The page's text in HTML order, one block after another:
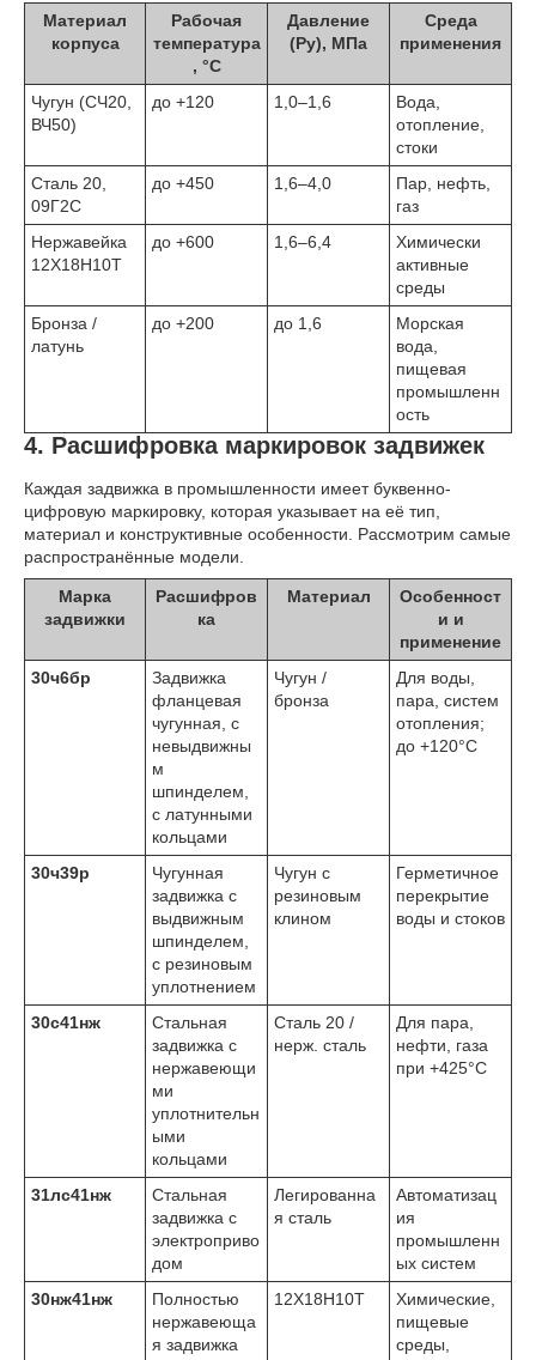
Материал
корпуса
Рабочая
температура
, °C
Давление
(Ру), МПа
Среда
применения
Чугун (СЧ20,
ВЧ50)
до +120 1,0–1,6
Вода,
отопление,
стоки
Сталь 20,
09Г2С
до +450 1,6–4,0
Пар, нефть,
газ
Нержавейка
12Х18Н10Т
до +600 1,6–6,4
Химически
активные
среды
Бронза /
латунь
до +200 до 1,6
Морская
вода,
пищевая
промышленн
ость
4. Расшифровка маркировок задвижек
Каждая задвижка в промышленности имеет буквенно-
цифровую маркировку, которая указывает на её тип,
материал и конструктивные особенности. Рассмотрим самые
распространённые модели.
Марка
задвижки
Расшифров
ка
Материал
Особенност
и и
применение
30ч6бр
Задвижка
фланцевая
чугунная, с
невыдвижны
м
шпинделем,
с латунными
кольцами
Чугун /
бронза
Для воды,
пара, систем
отопления;
до +120°C
30ч39р
Чугунная
задвижка с
выдвижным
шпинделем,
с резиновым
уплотнением
Чугун с
резиновым
клином
Герметичное
перекрытие
воды и стоков
30с41нж
Стальная
задвижка с
нержавеющи
ми
уплотнительн
ыми
кольцами
Сталь 20 /
нерж. сталь
Для пара,
нефти, газа
при +425°C
31лс41нж
Стальная
задвижка с
электроприво
дом
Легированна
я сталь
Автоматизац
ия
промышленн
ых систем
30нж41нж
Полностью
нержавеюща
я задвижка
12Х18Н10Т
Химические,
пищевые
среды,